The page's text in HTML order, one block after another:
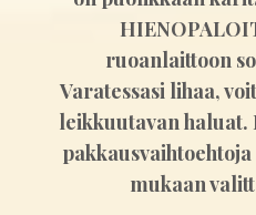
ruoanlaittoon
Varatessasi lihaa,
leikkuutavan
mukaan